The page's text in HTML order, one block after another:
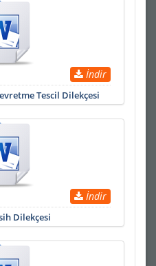
İndir
Tescil Dilekçesi
İndir
Dilekçesi